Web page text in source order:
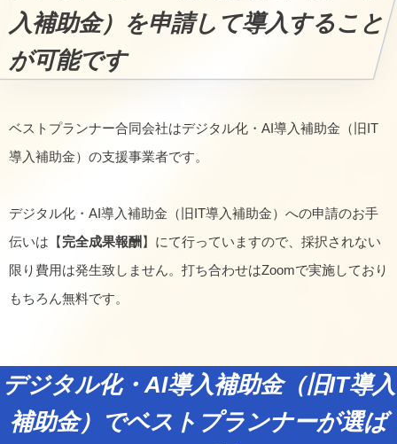
入補助金）を申請して導入すること
が可能です
ベストプランナー合同会社はデジタル化・AI導入補助金（旧IT
導入補助金）の支援事業者です。
デジタル化・AI導入補助金（旧IT導入補助金）への申請のお手
伝いは【完全成果報酬 】にて行っていますので、採択されない
限り費用は発生致しません。打ち合わせはZoomで実施しており
もちろん無料です。
デジタル化・AI導入補助金（旧IT導入
補助金）でベストプランナーが選ば